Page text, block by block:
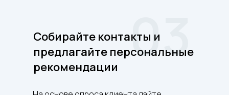
Собирайте контакты и
предлагайте персональные
рекомендации
03